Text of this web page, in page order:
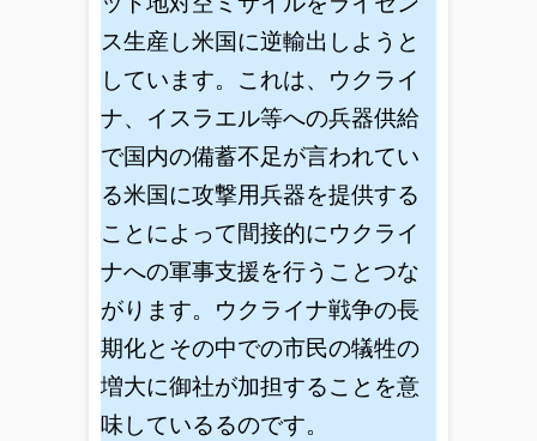
ス生産し米国に逆輸出しようと
しています。これは、ウクライ
ナ、イスラエル等への兵器供給
で国内の備蓄不足が言われてい
る米国に攻撃用兵器を提供する
ことによって間接的にウクライ
ナへの軍事支援を行うことつな
がります。ウクライナ戦争の長
期化とその中での市民の犠牲の
増大に御社が加担することを意
味しているるのです。